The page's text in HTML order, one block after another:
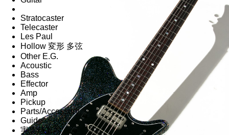
Stratocaster
Telecaster
Les Paul
Hollow 変形 多弦
Other E.G.
Acoustic
Bass
Effector
Amp
Pickup
Parts/Accessory
Guide
実店舗案内